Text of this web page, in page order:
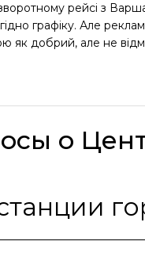
рейсі з
графіку. Але
як добрий, але не
о